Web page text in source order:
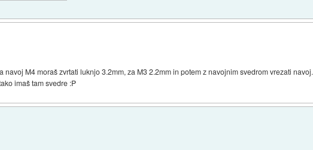
M4 moraš zvrtati luknjo 3.2mm, za M3 2.2mm in potem z navojnim svedrom vrezati navoj.
imaš tam svedre :P